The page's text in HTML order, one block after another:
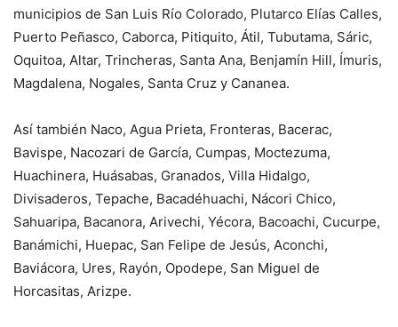
municipios de San Luis Río Colorado, Plutarco Elías Calles,
Puerto Peñasco, Caborca, Pitiquito, Átil, Tubutama, Sáric,
Oquitoa, Altar, Trincheras, Santa Ana, Benjamín Hill, Ímuris,
Magdalena, Nogales, Santa Cruz y Cananea.
Así también Naco, Agua Prieta, Fronteras, Bacerac,
Bavispe, Nacozari de García, Cumpas, Moctezuma,
Huachinera, Huásabas, Granados, Villa Hidalgo,
Divisaderos, Tepache, Bacadéhuachi, Nácori Chico,
Sahuaripa, Bacanora, Arivechi, Yécora, Bacoachi, Cucurpe,
Banámichi, Huepac, San Felipe de Jesús, Aconchi,
Baviácora, Ures, Rayón, Opodepe, San Miguel de
Horcasitas, Arizpe.